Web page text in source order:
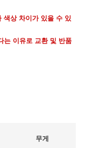
색상 차이가 있을 수 있
는 이유로 교환 및 반품
무게